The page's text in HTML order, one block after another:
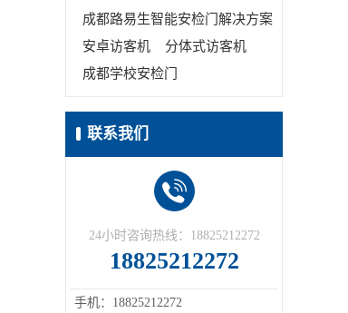
成都路易生智能安检门解决方案
安卓访客机
分体式访客机
成都学校安检门
联系我们
24小时咨询热线：18825212272
18825212272
手机：18825212272